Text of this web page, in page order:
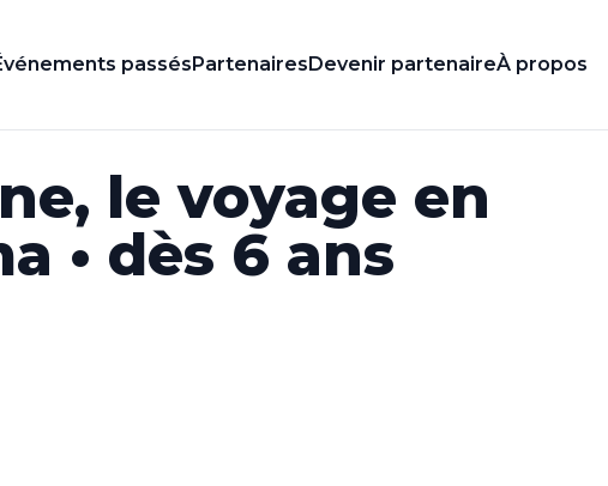
passésPartenairesDevenir partenaireÀ propos
le voyage en
• dès 6 ans